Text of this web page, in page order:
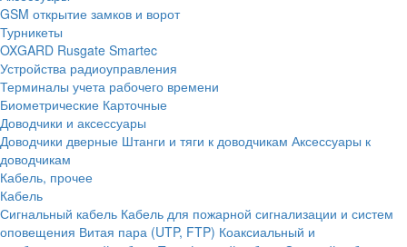
GSM открытие замков и ворот
Турникеты
OXGARD Rusgate Smartec
Устройства радиоуправления
Терминалы учета рабочего времени
Биометрические Карточные
Доводчики и аксессуары
Доводчики дверные Штанги и тяги к доводчикам Аксессуары к
доводчикам
Кабель, прочее
Кабель
Сигнальный кабель Кабель для пожарной сигнализации и систем
оповещения Витая пара (UTP, FTP) Коаксиальный и